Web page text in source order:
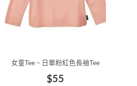
女童Tee – 日單粉紅色長䄂Tee
$55
頁
面